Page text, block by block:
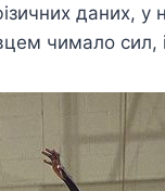
даних, у
чимало сил,